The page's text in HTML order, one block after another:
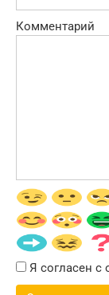
Комментарий
Я согласен с